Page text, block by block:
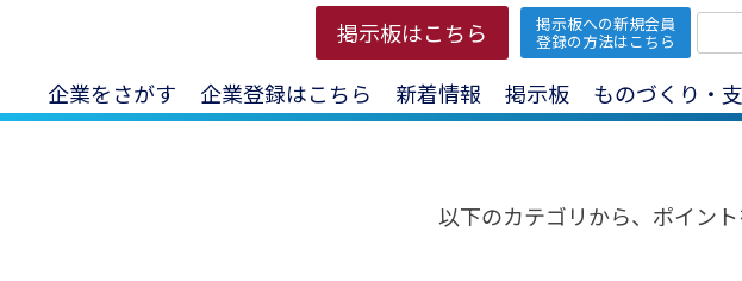
掲示板はこちら 掲示板への新規会員
登録の方法はこちら
企業をさがす 企業登録はこちら 新着情報 掲示板 ものづくり・
企
以下のカテゴリから、ポイン